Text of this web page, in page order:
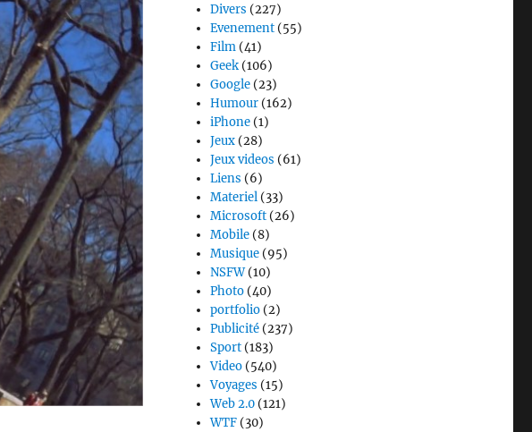
Divers (227)
Evenement (55)
Film (41)
Geek (106)
Google (23)
Humour (162)
iPhone (1)
Jeux (28)
Jeux videos (61)
Liens (6)
Materiel (33)
Microsoft (26)
Mobile (8)
Musique (95)
NSFW(10)
Photo (40)
portfolio (2)
Publicité (237)
Sport (183)
Video (540)
Voyages (15)
Web 2.0 (121)
WTF (30)